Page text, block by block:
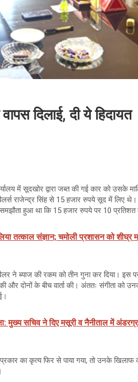
दिलाई, दी ये हिदायत
में सूदखोर द्वारा जब्त की गई कार को उसके
राजेन्द्र सिंह से 15 हजार रुपये सूद में लिए
हुआ था कि 15 हजार रुपये पर 10 प्रतिशत
तत्काल संज्ञान; चमोली प्रशासन को शीघ्र
ने ब्याज की रकम को तीन गुना कर दिया। इस
और दोनों के बीच वार्ता की। अंततः संगीता को
मुख्य सचिव ने दिए मसूरी व नैनीताल में
का कृत्य फिर से पाया गया, तो उनके खिलाफ